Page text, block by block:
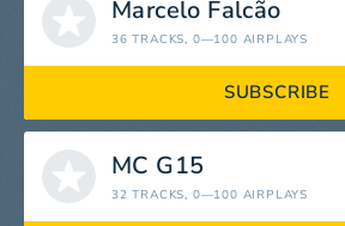
Marcelo Falcão
36 TRACKS, 0—100 AIRPLAYS
SUBSCRIBE
MC G15
32 TRACKS, 0—100 AIRPLAYS